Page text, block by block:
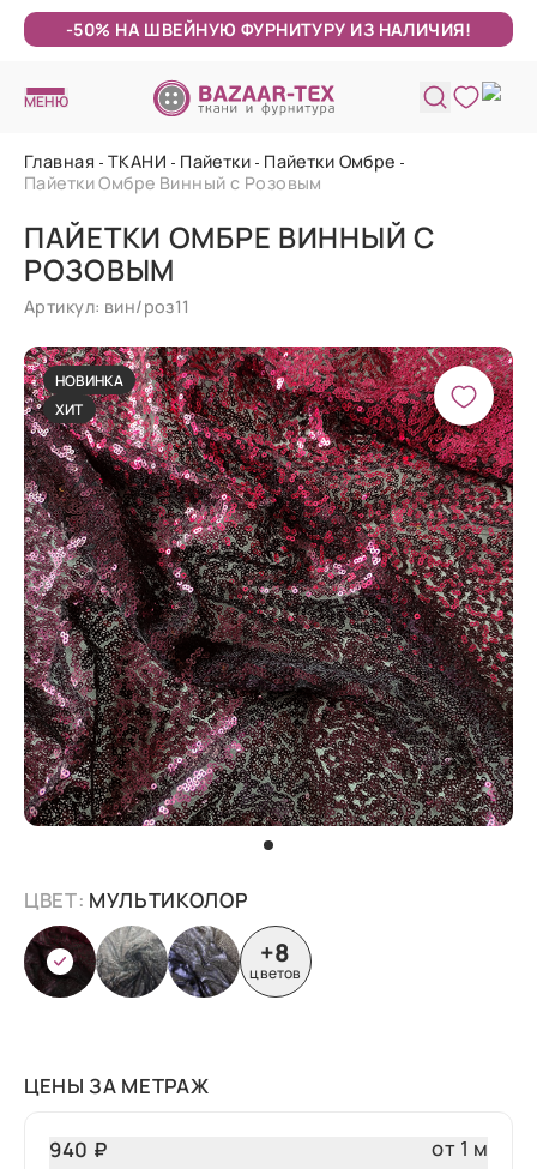
-50% НА ШВЕЙНУЮ ФУРНИТУРУ ИЗ НАЛИЧИЯ!
МЕНЮ
Главная ТКАНИ Пайетки
Пайетки Омбре
Пайетки Омбре Винный с Розовым
ПАЙЕТКИ ОМБРЕ ВИННЫЙ С
РОЗОВЫМ
Артикул: вин/роз11
НОВИНКА
ХИТ
ЦВЕТ: МУЛЬТИКОЛОР
+8
цветов
ЦЕНЫ ЗА МЕТРАЖ
940 ₽
от 1 м